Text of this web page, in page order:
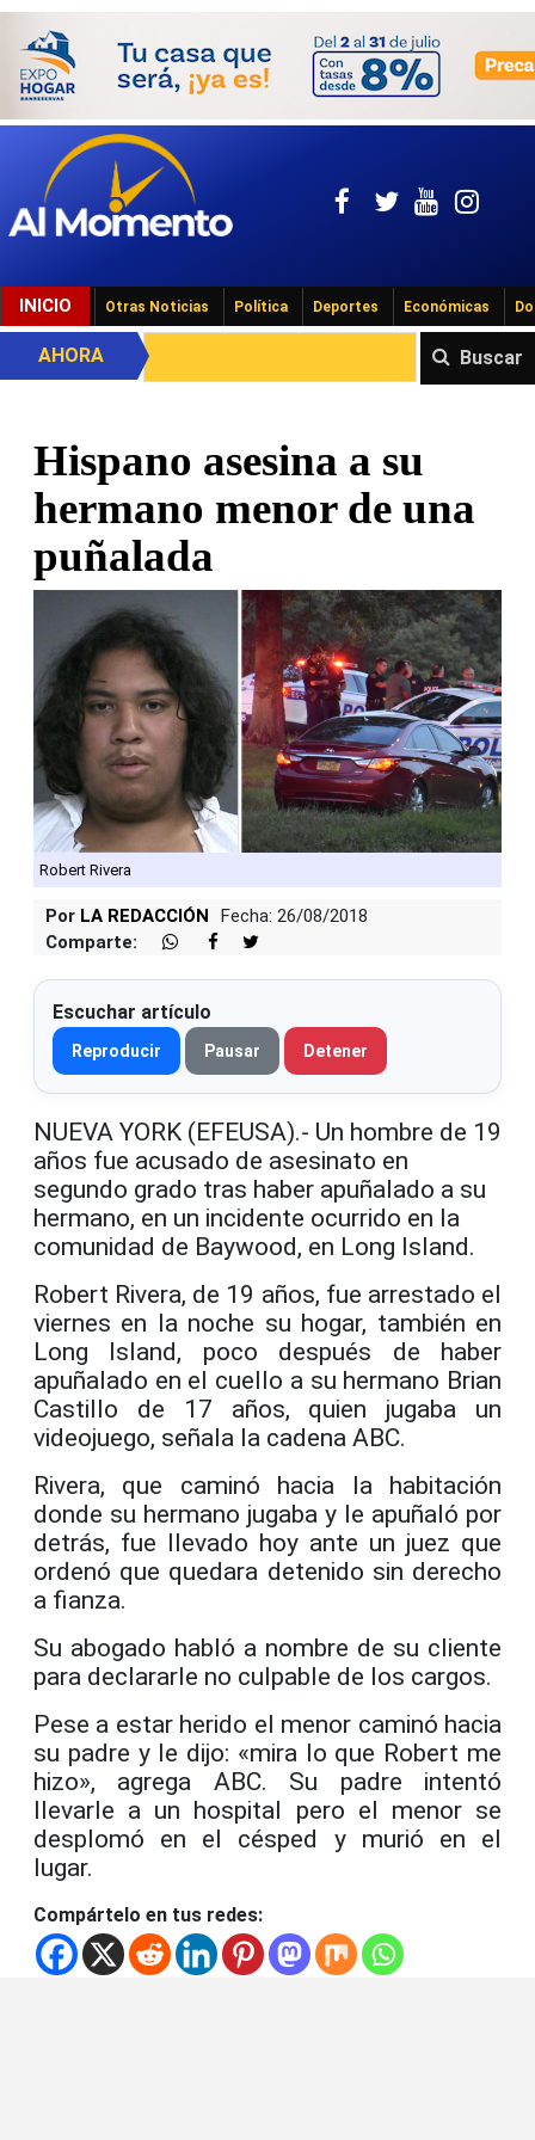
INICIO Otras Noticias Política Deportes Económicas
Buscar
AHORA
Hispano asesina a su
hermano menor de una
puñalada
Robert Rivera
Por LA REDACCIÓN
Fecha: 26/08/2018
Comparte:
Escuchar artículo
Reproducir Pausar Detener
NUEVA YORK (EFEUSA).- Un hombre de 19
años fue acusado de asesinato en
segundo grado tras haber apuñalado a su
hermano, en un incidente ocurrido en la
comunidad de Baywood, en Long Island.
Robert Rivera, de 19 años, fue arrestado el
viernes en la noche su hogar, también en
Long Island, poco después de haber
apuñalado en el cuello a su hermano Brian
Castillo de 17 años, quien jugaba un
videojuego, señala la cadena ABC.
Rivera, que caminó hacia la habitación
donde su hermano jugaba y le apuñaló por
detrás, fue llevado hoy ante un juez que
ordenó que quedara detenido sin derecho
a fianza.
Su abogado habló a nombre de su cliente
para declararle no culpable de los cargos.
Pese a estar herido el menor caminó hacia
su padre y le dijo: «mira lo que Robert me
hizo», agrega ABC. Su padre intentó
llevarle a un hospital pero el menor se
desplomó en el césped y murió en el
lugar.
Compártelo en tus redes: